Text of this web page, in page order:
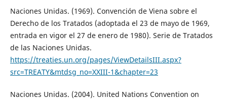
Naciones Unidas. (1969). Convención de Viena sobre el
Derecho de los Tratados (adoptada el 23 de mayo de 1969,
entrada en vigor el 27 de enero de 1980). Serie de Tratados
de las Naciones Unidas.
https://treaties.un.org/pages/ViewDetailsIII.aspx?
src=TREATY&mtdsg_no=XXIII-1&chapter=23
Naciones Unidas. (2004). United Nations Convention on